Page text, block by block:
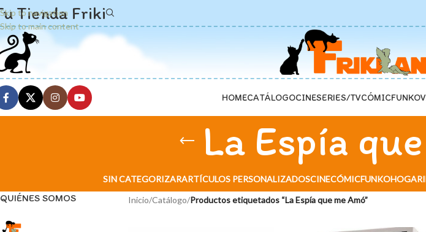
Skip to navigation
Skip to main content
Tienda Friki
HOMECATÁLOGOCINESERIES/TVCÓMICFUNKO
La Espía
SIN CATEGORIZARARTÍCULOS PERSONALIZADOSCINECÓMICFUNKOHOGAR
QUIÉNES SOMOS Inicio/Catálogo/Productos etiquetados “La Espía que me Amó”